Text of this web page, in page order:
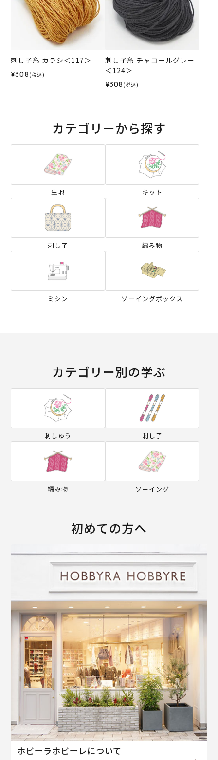
刺し子糸 カラシ＜117＞
¥308 (税込)
刺し子糸 チャコールグレー
＜124＞
¥308 (税込)
カテゴリーから探す
生地 キット
刺し子 編み物
ミシン ソーイングボックス
カテゴリー別の学ぶ
刺しゅう 刺し子
編み物 ソーイング
初めての方へ
ホビーラホビーレについて